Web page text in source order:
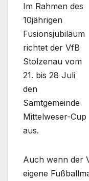
Im Rahmen des
10jährigen
Fusionsjubiläum
richtet der VfB
Stolzenau vom
21. bis 28 Juli
den
Samtgemeinde
Mittelweser-Cup
aus.
Auch wenn der
eigene